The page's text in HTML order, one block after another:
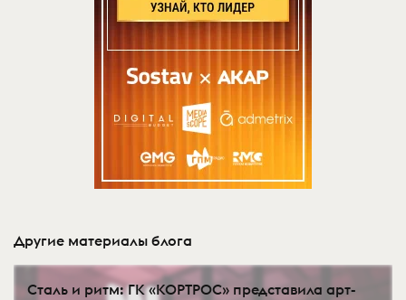
Другие материалы блога
Сталь и ритм: ГК «КОРТРОС» представила арт-